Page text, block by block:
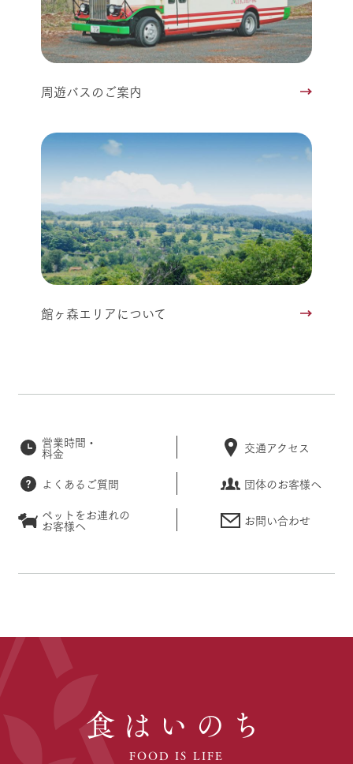
周遊バスのご案内
館ヶ森エリアについて
営業時間・
料金 交通アクセス
よくあるご質問
団体のお客様へ
ペットをお連れの
お客様へ お問い合わせ
食はいのち
FOOD IS LIFE